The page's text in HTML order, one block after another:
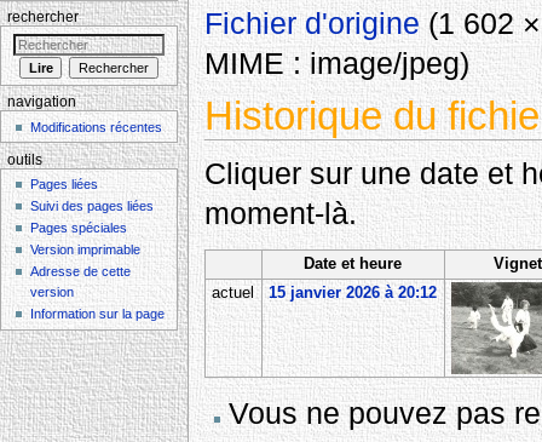
Fichier d'origine‎(1 602
MIME :image/jpeg)
Historique du
Cliquer sur une date et
moment-là.
Date et heure
actuel
15 janvier 2026 à 20:12
Vous ne pouvez pas
rechercher
navigation
Modifications récentes
outils
Pages liées
Suivi des pages liées
Pages spéciales
Version imprimable
Adresse de cette
version
Information sur la page